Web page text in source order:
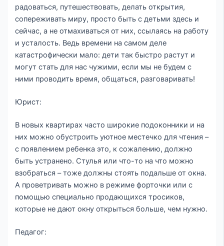
радоваться, путешествовать, делать открытия,
сопереживать миру, просто быть с детьми здесь и
сейчас, а не отмахиваться от них, ссылаясь на работу
и усталость. Ведь времени на самом деле
катастрофически мало: дети так быстро растут и
могут стать для нас чужими, если мы не будем с
ними проводить время, общаться, разговаривать!
Юрист:
В новых квартирах часто широкие подоконники и на
них можно обустроить уютное местечко для чтения –
с появлением ребенка это, к сожалению, должно
быть устранено. Стулья или что-то на что можно
взобраться – тоже должны стоять подальше от окна.
А проветривать можно в режиме форточки или с
помощью специально продающихся тросиков,
которые не дают окну открыться больше, чем нужно.
Педагог: